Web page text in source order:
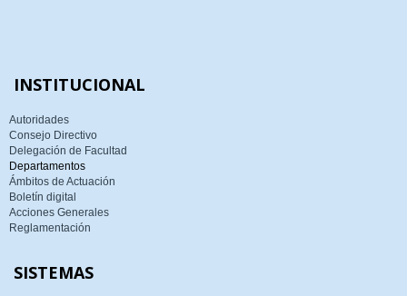
INSTITUCIONAL
Autoridades
Consejo Directivo
Delegación de Facultad
Departamentos
Ámbitos de Actuación
Boletín digital
Acciones Generales
Reglamentación
SISTEMAS